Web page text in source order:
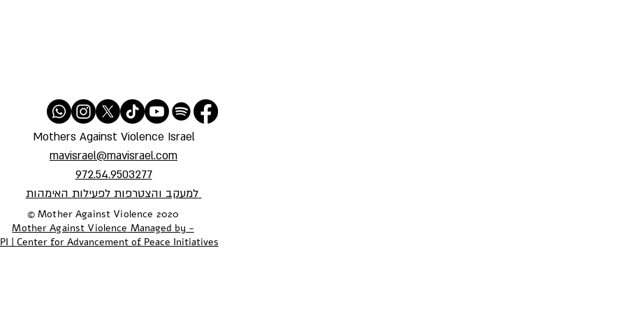
Mothers Against Violence Israel
mavisrael@mavisrael.com
972.54.9503277
למעקב והצטרפות לפעילות האימהות
​© Mother Against Violence 2020
Mother Against Violence Managed by -
| Center for Advancement of Peace Initiatives